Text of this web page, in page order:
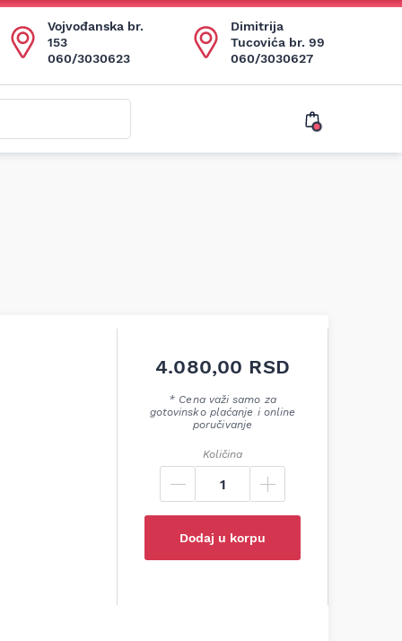
Vojvođanska br.
153
060/3030623
Dimitrija
Tucovića br. 99
060/3030627
4.080,00 RSD
* Cena važi samo za
gotovinsko plaćanje i online
poručivanje
Količina
Dodaj u korpu